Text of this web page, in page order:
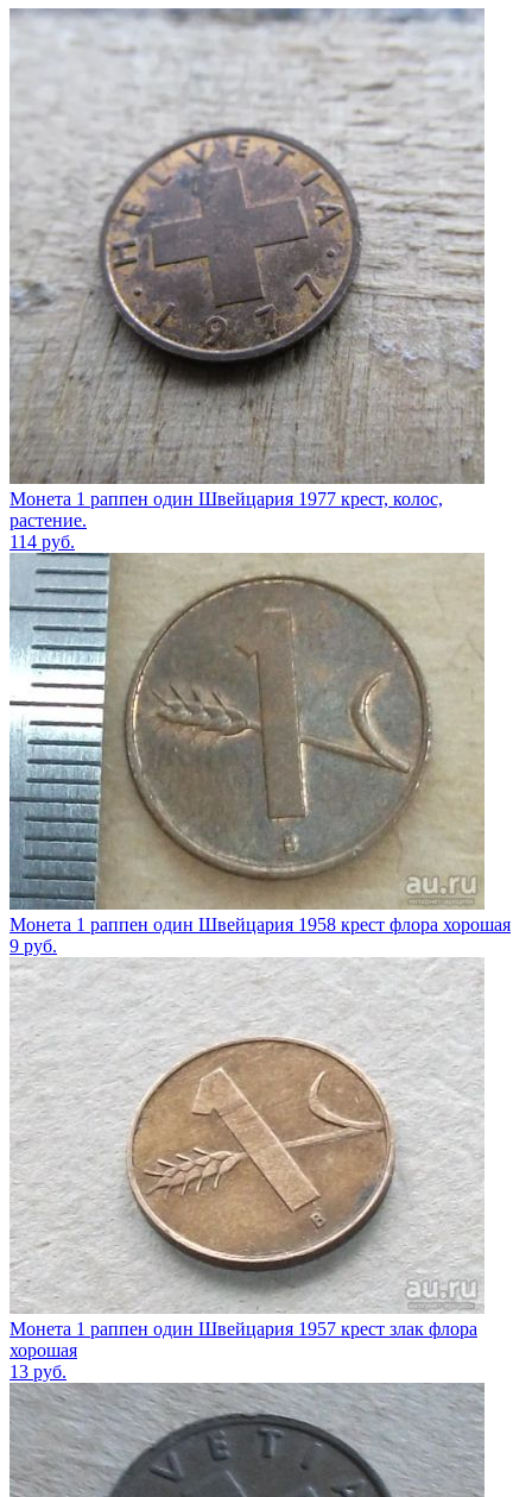
Монета 1 раппен один Швейцария 1977 крест, колос,
растение.
114 руб.
Монета 1 раппен один Швейцария 1958 крест флора хорошая
9 руб.
Монета 1 раппен один Швейцария 1957 крест злак флора
хорошая
13 руб.